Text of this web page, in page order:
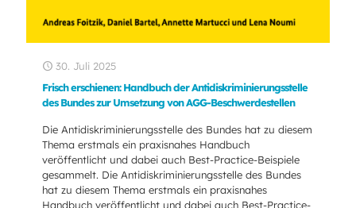
30. Juli 2025
Frisch erschienen: Handbuch der Antidiskriminierungsstelle
des Bundes zur Umsetzung von AGG-Beschwerdestellen
Die Antidiskriminierungsstelle des Bundes hat zu diesem
Thema erstmals ein praxisnahes Handbuch
veröffentlicht und dabei auch Best-Practice-Beispiele
gesammelt. Die Antidiskriminierungsstelle des Bundes
hat zu diesem Thema erstmals ein praxisnahes
Handbuch veröffentlicht und dabei auch Best-Practice-